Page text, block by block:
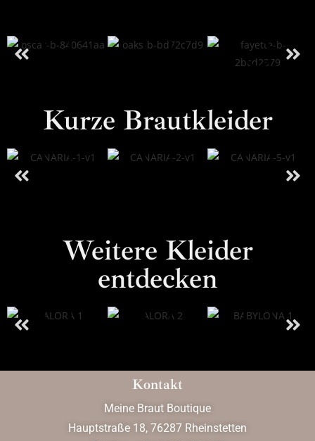
Kurze Brautkleider
Weitere Kleider
entdecken
Kontakt
Meine Braut Boutique
Hauptstraße 18, 76287 Rheinstetten